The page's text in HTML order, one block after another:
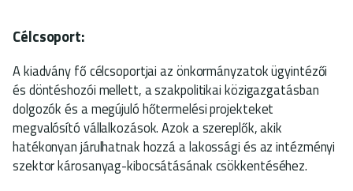
Célcsoport:
A kiadvány fő célcsoportjai az önkormányzatok ügyintézői
és döntéshozói mellett, a szakpolitikai közigazgatásban
dolgozók és a megújuló hőtermelési projekteket
megvalósító vállalkozások. Azok a szereplők, akik
hatékonyan járulhatnak hozzá a lakossági és az intézményi
szektor károsanyag-kibocsátásának csökkentéséhez.